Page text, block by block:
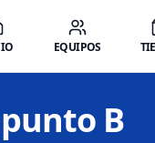
EQUIPOS
B